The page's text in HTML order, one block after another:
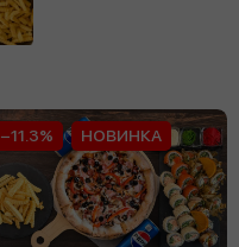
−11.3% НОВИНКА